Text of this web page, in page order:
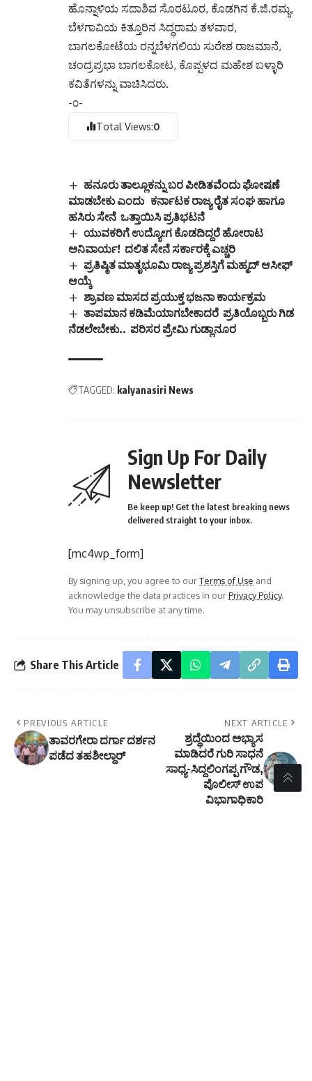
ಹೊನ್ನಾಳಿಯ ಸದಾಶಿವ ಸೊರಟೂರ, ಕೊಡಗಿನ ಕೆ.ಜಿ.ರಮ್ಯ,
ಬೆಳಗಾವಿಯ ಕಿತ್ತೂರಿನ ಸಿದ್ಧರಾಮ ತಳವಾರ,
ಬಾಗಲಕೋಟೆಯ ರನ್ನಬೆಳಗಲಿಯ ಸುರೇಶ ರಾಜಮಾನೆ,
ಚಂದ್ರಪ್ರಭಾ ಬಾಗಲಕೋಟ, ಕೊಪ್ಪಳದ ಮಹೇಶ ಬಳ್ಳಾರಿ
ಕವಿತೆಗಳನ್ನು ವಾಚಿಸಿದರು.
-೦-
Total Views:0
ಹನೂರು ತಾಲ್ಲೂಕನ್ನು ಬರ ಪೀಡಿತವೆಂದು ಘೋಷಣೆ
ಮಾಡಬೇಕು ಎಂದು ಕರ್ನಾಟಕ ರಾಜ್ಯ ರೈತ ಸಂಘ ಹಾಗೂ
ಹಸಿರು ಸೇನೆ ಒತ್ತಾಯಿಸಿ ಪ್ರತಿಭಟನೆ
ಯುವಕರಿಗೆ ಉದ್ಯೋಗ ಕೊಡದಿದ್ದರೆ ಹೋರಾಟ
ಅನಿವಾರ್ಯ! ದಲಿತ ಸೇನೆ ಸರ್ಕಾರಕ್ಕೆ ಎಚ್ಚರಿ
ಪ್ರತಿಷ್ಠಿತ ಮಾತೃಭೂಮಿ ರಾಜ್ಯ ಪ್ರಶಸ್ತಿಗೆ ಮಹ್ಮದ್ ಆಸೀಫ್
ಆಯ್ಕೆ
ಶ್ರಾವಣ ಮಾಸದ ಪ್ರಯುಕ್ತ ಭಜನಾ ಕಾರ್ಯಕ್ರಮ
ತಾಪಮಾನ ಕಡಿಮೆಯಾಗಬೇಕಾದರೆ ಪ್ರತಿಯೊಬ್ಬರು ಗಿಡ
ನೆಡಲೇಬೇಕು.. ಪರಿಸರ ಪ್ರೇಮಿ ಗುಡ್ಲಾನೂರ
TAGGED: kalyanasiri News
Sign Up For Daily
Newsletter
Be keep up! Get the latest breaking news
delivered straight to your inbox.
[mc4wp_form]
By signing up, you agree to ourTerms of Use and
acknowledge the data practices in ourPrivacy Policy.
You may unsubscribe at any time.
Share This Article
PREVIOUS ARTICLE
ತಾವರಗೇರಾ ದರ್ಗಾ ದರ್ಶನ
ಪಡೆದ ತಹಶೀಲ್ದಾರ್
NEXT ARTICLE
ಶ್ರದ್ಧೆಯಿಂದ ಅಭ್ಯಾಸ
ಮಾಡಿದರೆ ಗುರಿ ಸಾಧನೆ
ಸಾಧ್ಯ-ಸಿದ್ದಲಿಂಗಪ್ಪ ಗೌಡ,
ಪೊಲೀಸ್ ಉಪ
ವಿಭಾಗಾಧಿಕಾರಿ